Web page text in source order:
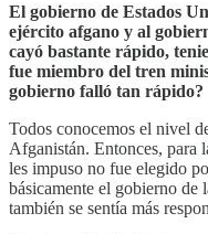
El gobierno de Estados
ejército afgano y al
cayó bastante rápido,
fue miembro del tren
gobierno falló tan rápido?
Todos conocemos el nivel
Afganistán. Entonces, para
les impuso no fue elegido
básicamente el gobierno
también se sentía más